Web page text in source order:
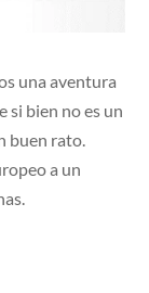
una aventura
bien no es un
buen rato.
a un